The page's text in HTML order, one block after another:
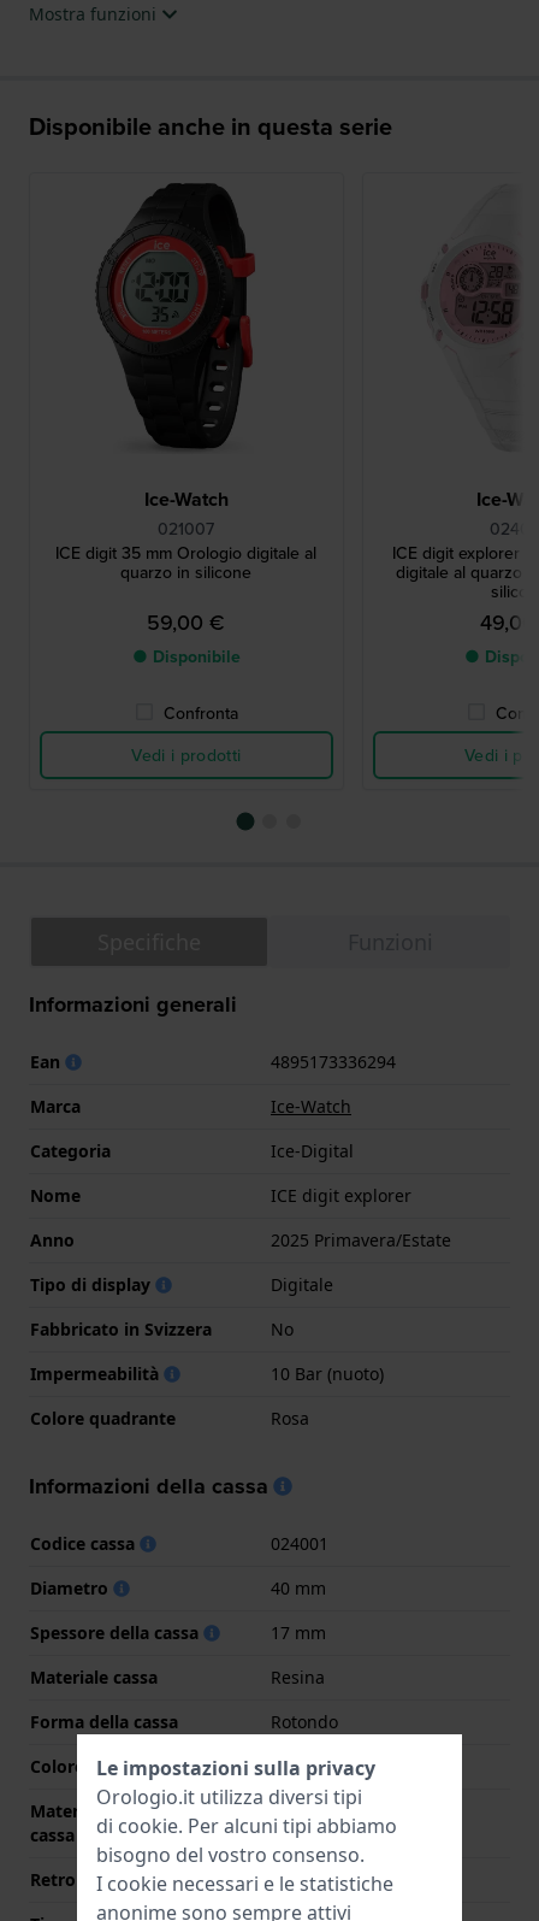
Mostra funzioni
Disponibile anche in questa serie
Ice-Watch
021007
ICE digit 35 mm Orologio digitale al
quarzo in silicone
59,00 €
● Disponibile
Confronta
Vedi i prodotti
Ice-
ICE digit explorer
digitale al quarzo
●
Vedi i
Informazioni generali
Ean
4895173336294
Marca
Ice-Watch
Categoria
Ice-Digital
Nome
ICE digit explorer
Anno
2025 Primavera/Estate
Tipo di display
Digitale
Fabbricato in Svizzera
No
Impermeabilità
10 Bar (nuoto)
Colore quadrante
Rosa
Informazioni della cassa
Codice cassa
024001
Diametro
40 mm
Spessore della cassa
17 mm
Materiale cassa
Resina
Forma della cassa
Rotondo
Colore della cassa
Bianco
Materiale del retro della
cassa
Acciaio inox
Retro cassa
Chiusura con viti
Le impostazioni sulla privacy
Orologio.it utilizza diversi tipi
di cookie. Per alcuni tipi abbiamo
bisogno del vostro consenso.
I cookie necessari e le statistiche
anonime sono sempre attivi